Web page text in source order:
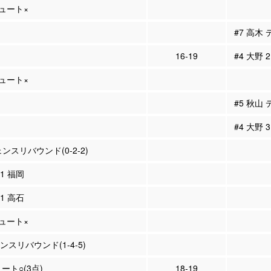
ート×
#7 高木
16-19
#4 大野
ート×
#5 秋山
#4 大野
スリバウンド(0-2-2)
福岡
高石
ート×
スリバウンド(1-4-5)
ト○(3点)
18-19